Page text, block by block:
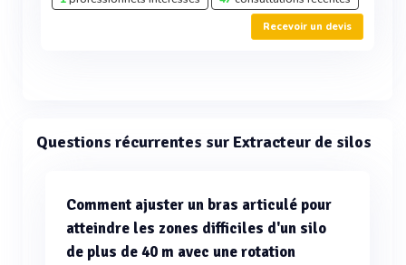
Recevoir un devis
Questions récurrentes sur Extracteur de silos
Comment ajuster un bras articulé pour
atteindre les zones difficiles d'un silo
de plus de 40 m avec une rotation